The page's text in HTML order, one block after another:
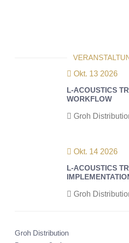
Okt. 13 2026
L-ACOUSTICS
WORKFLOW
Groh
Okt. 14 2026
L-ACOUSTICS
Groh
Groh Distribution